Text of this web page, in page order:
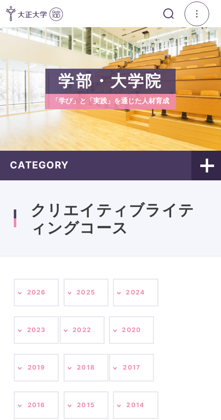
学部・大学院
「学び」と「実践」を通じた人材育成
CATEGORY
クリエイティブライテ
ィングコース
2026 2025 2024
2023 2022 2020
2019 2018 2017
2016 2015 2014